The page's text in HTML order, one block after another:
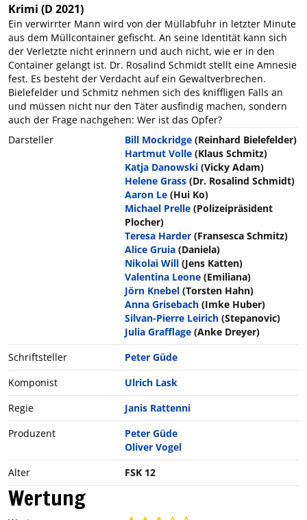
Krimi (D 2021)
Ein verwirrter Mann wird von der Müllabfuhr in letzter Minute
aus dem Müllcontainer gefischt. An seine Identität kann sich
der Verletzte nicht erinnern und auch nicht, wie er in den
Container gelangt ist. Dr. Rosalind Schmidt stellt eine Amnesie
fest. Es besteht der Verdacht auf ein Gewaltverbrechen.
Bielefelder und Schmitz nehmen sich des kniffligen Falls an
und müssen nicht nur den Täter ausfindig machen, sondern
auch der Frage nachgehen: Wer ist das Opfer?
Darsteller
Bill Mockridge (Reinhard Bielefelder)
Hartmut Volle (Klaus Schmitz)
Katja Danowski (Vicky Adam)
Helene Grass (Dr. Rosalind Schmidt)
Aaron Le (Hui Ko)
Michael Prelle (Polizeipräsident
Plocher)
Teresa Harder (Fransesca Schmitz)
Alice Gruia (Daniela)
Nikolai Will (Jens Katten)
Valentina Leone (Emiliana)
Jörn Knebel (Torsten Hahn)
Anna Grisebach (Imke Huber)
Silvan-Pierre Leirich (Stepanovic)
Julia Grafflage (Anke Dreyer)
Schriftsteller
Peter Güde
Komponist
Ulrich Lask
Regie
Janis Rattenni
Produzent
Peter Güde
Oliver Vogel
Alter
FSK 12
Wertung